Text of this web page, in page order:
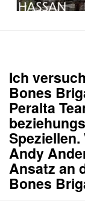
Ich
Bones
Peralta
Andy
Ansatz an
Bones